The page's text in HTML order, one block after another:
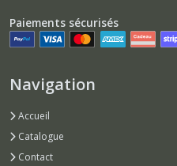
Paiements sécurisés
Navigation
Accueil
Catalogue
Contact